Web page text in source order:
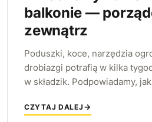
balkonie —
zewnątrz
Poduszki, koce, narzędzia
drobiazgi potrafią w kilka
w składzik. Podpowiadamy,
praktyczne, pojemne i ładne —
CZYTAJ DALEJ